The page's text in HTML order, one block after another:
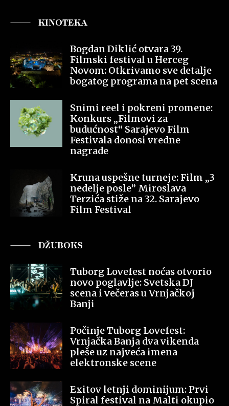
KINOTEKA
Bogdan Diklić otvara 39.
Filmski festival u Herceg
Novom: Otkrivamo sve detalje
bogatog programa na pet scena
Snimi reel i pokreni promene:
Konkurs „Filmovi za
budućnost“ Sarajevo Film
Festivala donosi vredne
nagrade
Kruna uspešne turneje: Film „3
nedelje posle” Miroslava
Terzića stiže na 32. Sarajevo
Film Festival
DŽUBOKS
Tuborg Lovefest noćas otvorio
novo poglavlje: Svetska DJ
scena i večeras u Vrnjačkoj
Banji
Počinje Tuborg Lovefest:
Vrnjačka Banja dva vikenda
pleše uz najveća imena
elektronske scene
Exitov letnji dominijum: Prvi
Spiral festival na Malti okupio